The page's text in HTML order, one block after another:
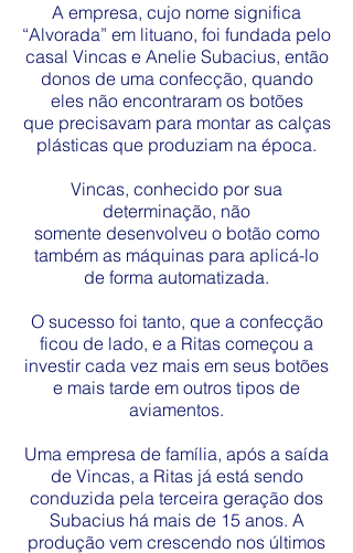
A empresa, cujo nome significa
“Alvorada” em lituano, foi fundada pelo
casal Vincas e Anelie Subacius, então
donos de uma confecção, quando
eles não encontraram os botões
que precisavam para montar as calças
plásticas que produziam na época.
Vincas, conhecido por sua
determinação, não
somente desenvolveu o botão como
também as máquinas para aplicá-lo
de forma automatizada.
O sucesso foi tanto, que a confecção
ficou de lado, e a Ritas começou a
investir cada vez mais em seus botões
e mais tarde em outros tipos de
aviamentos.
Uma empresa de família, após a saída
de Vincas, a Ritas já está sendo
conduzida pela terceira geração dos
Subacius há mais de 15 anos. A
produção vem crescendo nos últimos